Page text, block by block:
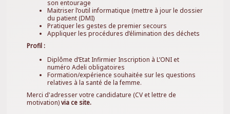
son entourage
Maitriser l’outil informatique (mettre à jour le dossier
du patient (DMI)
Pratiquer les gestes de premier secours
Appliquer les procédures d’élimination des déchets
Profil :
Diplôme d’Etat Infirmier Inscription à L’ONI et
numéro Adeli obligatoires
Formation/expérience souhaitée sur les questions
relatives à la santé de la femme.
Merci d'adresser votre candidature (CV et lettre de
motivation)via ce site.